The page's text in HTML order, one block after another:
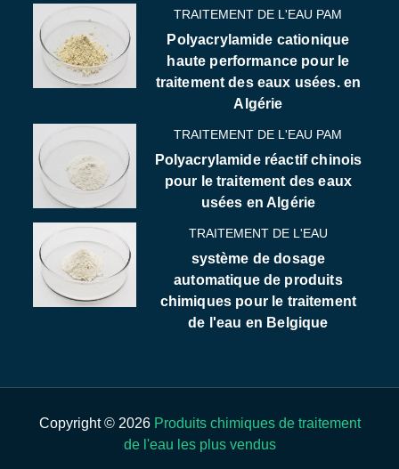
TRAITEMENT DE L'EAU PAM
Polyacrylamide cationique
haute performance pour le
traitement des eaux usées. en
Algérie
TRAITEMENT DE L'EAU PAM
Polyacrylamide réactif chinois
pour le traitement des eaux
usées en Algérie
TRAITEMENT DE L'EAU
système de dosage
automatique de produits
chimiques pour le traitement
de l'eau en Belgique
Copyright © 2026 Produits chimiques de traitement
de l'eau les plus vendus